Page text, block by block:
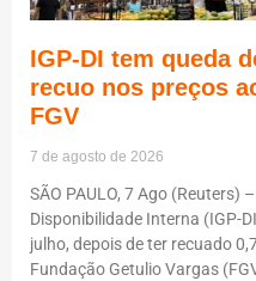
IGP-DI tem queda
recuo nos preços
FGV
7 de agosto de 2026
SÃO PAULO, 7 Ago (Reuters)
Disponibilidade Interna (IGP-
julho, depois de ter recuado
Fundação Getulio Vargas